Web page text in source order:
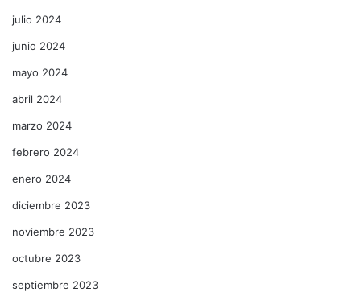
julio 2024
junio 2024
mayo 2024
abril 2024
marzo 2024
febrero 2024
enero 2024
diciembre 2023
noviembre 2023
octubre 2023
septiembre 2023